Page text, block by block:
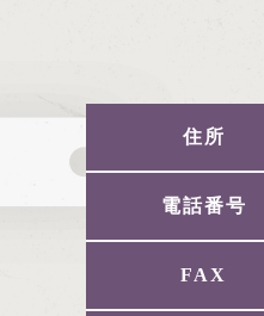
住所
電話番号
FAX